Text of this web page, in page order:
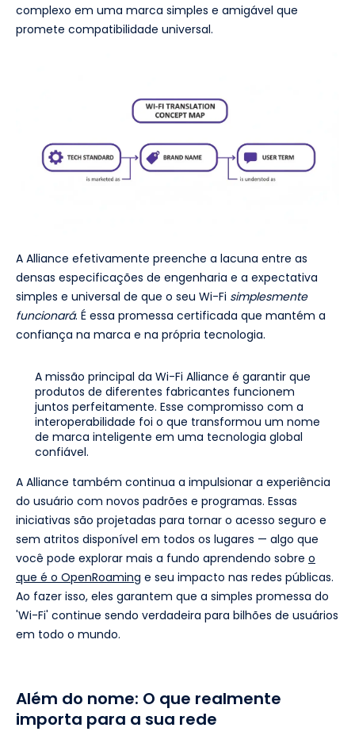
complexo em uma marca simples e amigável que
promete compatibilidade universal.
A Alliance efetivamente preenche a lacuna entre as
densas especificações de engenharia e a expectativa
simples e universal de que o seu Wi-Fi simplesmente
funcionará. É essa promessa certificada que mantém a
confiança na marca e na própria tecnologia.
A missão principal da Wi-Fi Alliance é garantir que
produtos de diferentes fabricantes funcionem
juntos perfeitamente. Esse compromisso com a
interoperabilidade foi o que transformou um nome
de marca inteligente em uma tecnologia global
confiável.
A Alliance também continua a impulsionar a experiência
do usuário com novos padrões e programas. Essas
iniciativas são projetadas para tornar o acesso seguro e
sem atritos disponível em todos os lugares — algo que
você pode explorar mais a fundo aprendendo sobre o
que é o OpenRoaming e seu impacto nas redes públicas.
Ao fazer isso, eles garantem que a simples promessa do
'Wi-Fi' continue sendo verdadeira para bilhões de usuários
em todo o mundo.
Além do nome: O que realmente
importa para a sua rede